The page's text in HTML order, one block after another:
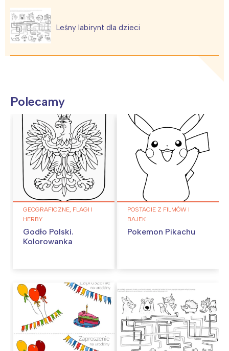
Leśny labirynt dla dzieci
Polecamy
GEOGRAFICZNE, FLAGI I
HERBY
Godło Polski.
Kolorowanka
POSTACIE Z FILMÓW I
BAJEK
Pokemon Pikachu